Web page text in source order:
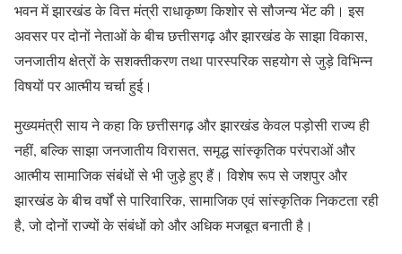
भवन में झारखंड के वित्त मंत्री राधाकृष्ण किशोर से सौजन्य भेंट की। इस
अवसर पर दोनों नेताओं के बीच छत्तीसगढ़ और झारखंड के साझा विकास,
जनजातीय क्षेत्रों के सशक्तीकरण तथा पारस्परिक सहयोग से जुड़े विभिन्न
विषयों पर आत्मीय चर्चा हुई।
मुख्यमंत्री साय ने कहा कि छत्तीसगढ़ और झारखंड केवल पड़ोसी राज्य ही
नहीं, बल्कि साझा जनजातीय विरासत, समृद्ध सांस्कृतिक परंपराओं और
आत्मीय सामाजिक संबंधों से भी जुड़े हुए हैं। विशेष रूप से जशपुर और
झारखंड के बीच वर्षों से पारिवारिक, सामाजिक एवं सांस्कृतिक निकटता रही
है, जो दोनों राज्यों के संबंधों को और अधिक मजबूत बनाती है।